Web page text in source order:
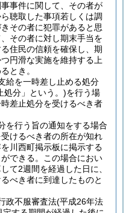
事件に関して、その者が
聴取した事項若しくは調
その者に犯罪があると思
その者に対し期末手当を
住民の信頼を確保し、期
円滑な実施を維持する上
とき。
給を一時差し止める処分
処分」という。)を行う場
差止処分を受けるべき者
を行う旨の通知をする場合
けるべき者の所在が知れ
川西町掲示板に掲示する
できる。
この場合におい
て2週間を経過した日に、
べき者に到達したものと
政不服審査法(平成26年法